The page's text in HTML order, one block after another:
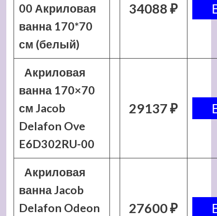
00 Акриловая
ванна 170*70
см (белый)
34088 ₽
Акриловая
ванна 170×70
см Jacob
Delafon Ove
E6D302RU-00
29137 ₽
Акриловая
ванна Jacob
Delafon Odeon
27600 ₽